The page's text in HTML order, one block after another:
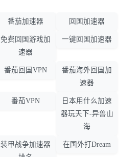
番茄加速器 回国加速器
免费回国游戏加
速器
一键回国加速器
番茄回国VPN
番茄海外回国加
速器
番茄VPN
日本用什么加速
器玩天下-异兽山
海
装甲战争加速器
在国外打Dream